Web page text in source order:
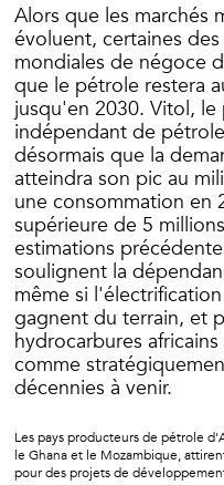
Alors que les marchés
évoluent, certaines
mondiales de négoce
que le pétrole restera
jusqu'en 2030. Vitol,
indépendant de
désormais que la
atteindra son pic au
une consommation en
supérieure de 5
estimations
soulignent la
même si
gagnent du terrain, et
hydrocarbures
comme
décennies à venir.
Les pays producteurs de pétrole
le Ghana et le Mozambique,
pour des projets de